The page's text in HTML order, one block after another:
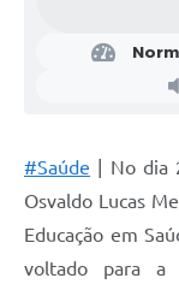
Serviços Online
Enquete
Links
#Saúde | No dia
Osvaldo Lucas
Educação em
voltado para a